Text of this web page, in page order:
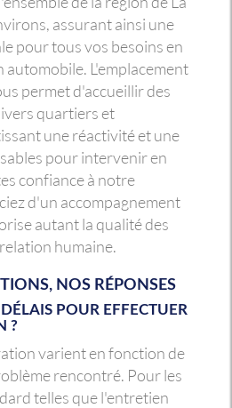
assurant ainsi une
pour tous vos besoins en
L'emplacement
permet d'accueillir des
quartiers et
une réactivité et une
pour intervenir en
confiance à notre
d'un accompagnement
autant la qualité des
humaine.
NOS RÉPONSES
POUR EFFECTUER
?
varient en fonction de
rencontré. Pour les
telles que l'entretien